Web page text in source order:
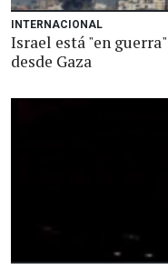
INTERNACIONAL
Israel está "en
desde Gaza